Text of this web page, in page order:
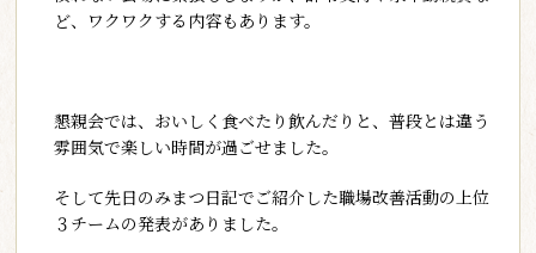
ど、ワクワクする内容もあります。
懇親会では、おいしく食べたり飲んだりと、普段とは違う
雰囲気で楽しい時間が過ごせました。
そして先日のみまつ日記でご紹介した職場改善活動の上位
３チームの発表がありました。